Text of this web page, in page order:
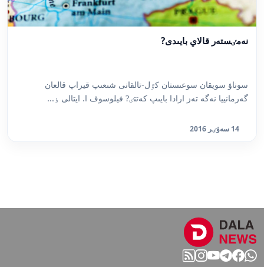
نەمٸستەر قالاي بايىدى?
سوناۋ سويقان سوعىستان كٷل-تالقانى شىعىپ قيراپ قالعان
گەرمانييا نەگە تەز ارادا بايىپ كەتتٸ? فيلوسوف ا. ايتالى ٶ...
14 سەۋٸر 2016